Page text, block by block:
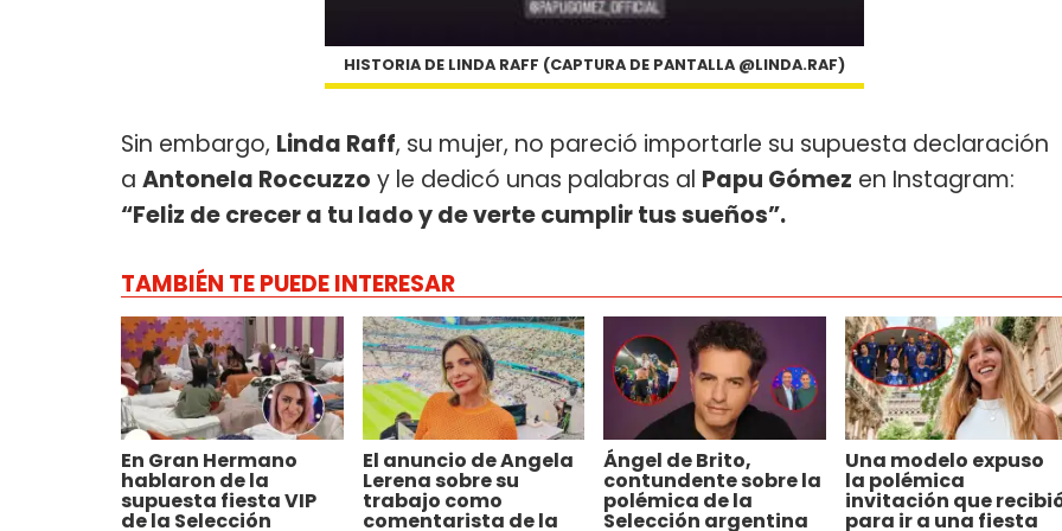
HISTORIA DE LINDA RAFF (CAPTURA DE PANTALLA @LINDA.RAF)
Sin embargo, Linda Raff, su mujer, no pareció importarle su supuesta declaración
a Antonela Roccuzzo y le dedicó unas palabras al Papu Gómez en Instagram:
“Feliz de crecer a tu lado y de verte cumplir tus sueños”.
TAMBIÉN TE PUEDE INTERESAR
En Gran Hermano
hablaron de la
supuesta fiesta VIP
de la Selección
El anuncio de Angela
Lerena sobre su
trabajo como
comentarista de la
Ángel de Brito,
contundente sobre la
polémica de la
Selección argentina
Una modelo expuso
la polémica
invitación que
para ir a una fiesta